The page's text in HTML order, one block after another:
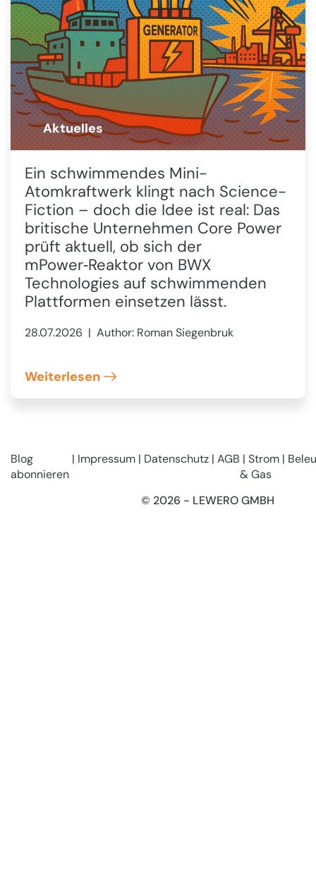
🚨Aktuelles
Ein schwimmendes Mini-
Atomkraftwerk klingt nach Science-
Fiction – doch die Idee ist real: Das
britische Unternehmen Core Power
prüft aktuell, ob sich der
mPower‑Reaktor von BWX
Technologies auf schwimmenden
Plattformen einsetzen lässt.
28.07.2026 | Author: Roman Siegenbruk
Weiterlesen
© 2026 - LEWERO GMBH
Blog
abonnieren
Impressum Datenschutz AGB
Strom
& Gas